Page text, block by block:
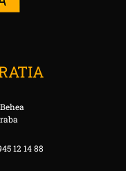
12 14 88